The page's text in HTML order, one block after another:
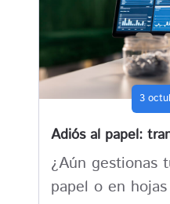
3
¿Aún gestionas
papel o en